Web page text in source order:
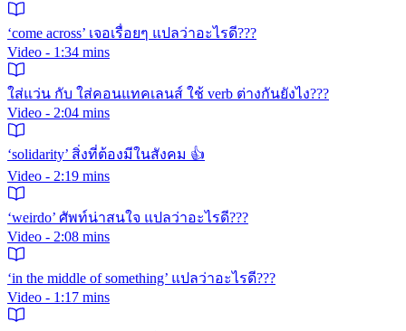
‘come across’ เจอเรื่อยๆ แปลว่าอะไรดี???
Video - 1:34 mins
ใส่แว่น กับ ใส่คอนแทคเลนส์ ใช้ verb ต่างกันยังไง???
Video - 2:04 mins
‘solidarity’ สิ่งที่ต้องมีในสังคม 👍
Video - 2:19 mins
‘weirdo’ ศัพท์น่าสนใจ แปลว่าอะไรดี???
Video - 2:08 mins
‘in the middle of something’ แปลว่าอะไรดี???
Video - 1:17 mins